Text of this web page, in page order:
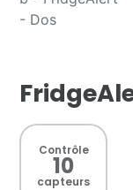
Contrôle
10
capteurs